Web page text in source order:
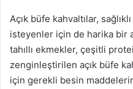
Açık büfe kahvaltılar,
isteyenler için de harika bir
tahıllı ekmekler, çeşitli
zenginleştirilen açık büfe
için gerekli besin